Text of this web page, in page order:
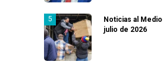
Noticias al
julio de 2026